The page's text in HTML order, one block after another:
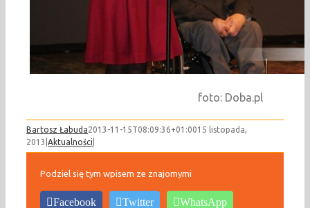
foto: Doba.pl
Bartosz Łabuda2013-11-15T08:09:36+01:0015 listopada,
2013 Aktualności
Podziel się tym wpisem ze znajomymi
Facebook Twitter WhatsApp